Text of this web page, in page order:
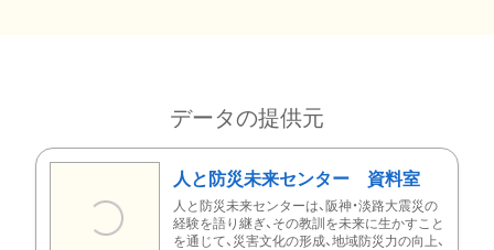
データの提供元
人と防災未来センター 資料室
人と防災未来センターは、阪神・淡路大震災の
経験を語り継ぎ、その教訓を未来に生かすこと
を通じて、災害文化の形成、地域防災力の向上、